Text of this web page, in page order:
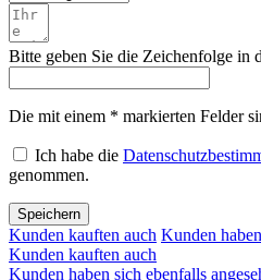
Bitte geben Sie die Zeichenfolge in
Die mit einem * markierten Felder
Ich habe die
genommen.
Speichern
Kunden kauften auch Kunden
Kunden kauften auch
Kunden haben sich ebenfalls